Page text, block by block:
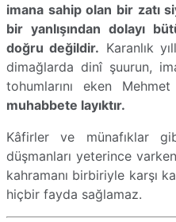
imana sahip olan bir zatı
bir yanlışından dolayı
doğru değildir. Karanlık
dimağlarda dinî şuurun,
tohumlarını eken
muhabbete layıktır.
Kâfirler ve münafıklar
düşmanları yeterince
kahramanı birbiriyle karşı
hiçbir fayda sağlamaz.